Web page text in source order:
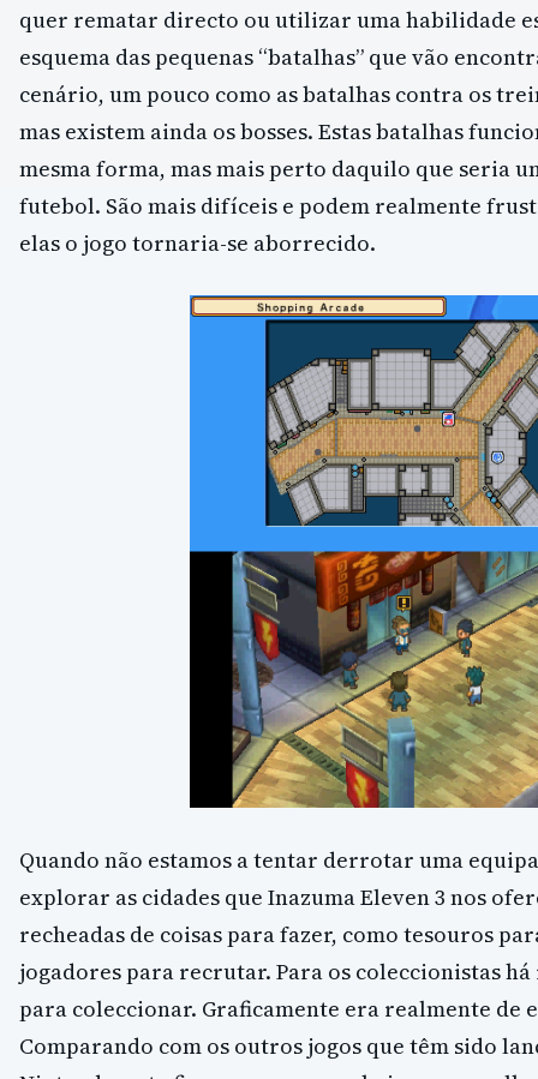
quer rematar directo ou utilizar uma habilidade
esquema das pequenas “batalhas” que vão
cenário, um pouco como as batalhas contra os
mas existem ainda os bosses. Estas batalhas
mesma forma, mas mais perto daquilo que seria
futebol. São mais difíceis e podem realmente
elas o jogo tornaria-se aborrecido.
Quando não estamos a tentar derrotar uma
explorar as cidades que Inazuma Eleven 3 nos
recheadas de coisas para fazer, como tesouros
jogadores para recrutar. Para os coleccionistas
para coleccionar. Graficamente era realmente de
Comparando com os outros jogos que têm sido